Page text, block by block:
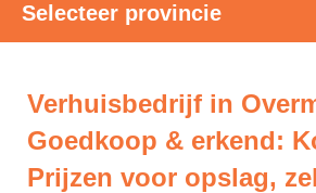
Selecteer provincie
Verhuisbedrijf in
Goedkoop & erkend:
Prijzen voor opslag,